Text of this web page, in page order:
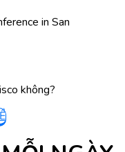
in San
không?